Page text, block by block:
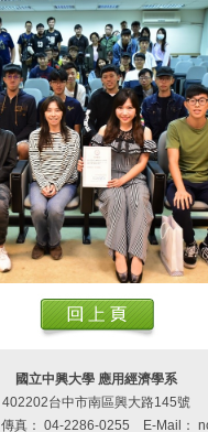
國立中興大學 應用經濟學系
402202台中市南區興大路145號
傳真： 04-2286-0255 E-Mail：